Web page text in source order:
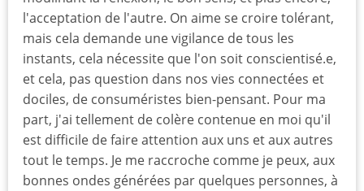
l'acceptation de l'autre. On aime se croire tolérant,
mais cela demande une vigilance de tous les
instants, cela nécessite que l'on soit conscientisé.e,
et cela, pas question dans nos vies connectées et
dociles, de consuméristes bien-pensant. Pour ma
part, j'ai tellement de colère contenue en moi qu'il
est difficile de faire attention aux uns et aux autres
tout le temps. Je me raccroche comme je peux, aux
bonnes ondes générées par quelques personnes, à